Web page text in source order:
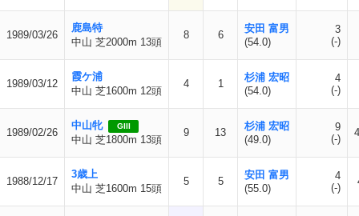
1989/03/26
鹿島特
中山 芝2000m 13頭
8 6
安田 富男
(54.0)
3
(-)
1989/03/12
霞ケ浦
中山 芝1600m 12頭
4 1
杉浦 宏昭
(54.0)
4
(-)
1989/02/26
中山牝 GIII
中山 芝1800m 13頭
9 13
杉浦 宏昭
(49.0)
9
(-)
1988/12/17
3歳上
中山 芝1600m 15頭
5 5
安田 富男
(55.0)
4
(-)